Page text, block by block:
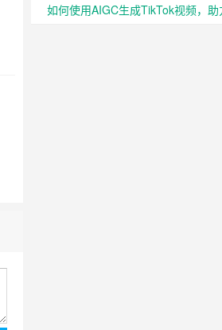
如何使用AIGC生成TikTok视频，